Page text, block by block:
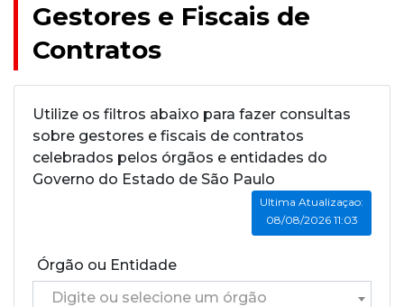
Gestores e Fiscais de
Contratos
Utilize os filtros abaixo para fazer consultas
sobre gestores e fiscais de contratos
celebrados pelos órgãos e entidades do
Governo do Estado de São Paulo
Ultima Atualizaçao:
08/08/2026 11:03
Órgão ou Entidade
Digite ou selecione um órgão